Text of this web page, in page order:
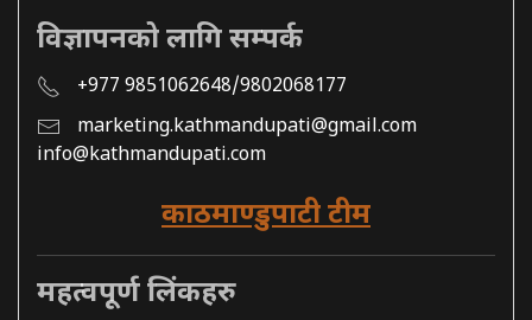
विज्ञापनको लागि सम्पर्क
+977 9851062648/9802068177
marketing.kathmandupati@gmail.com
info@kathmandupati.com
काठमाण्डुपाटी टीम
महत्वपूर्ण लिंकहरु